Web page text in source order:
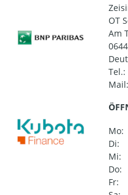
OT
Am
Tel.:
Mail:
Mo:
Di:
Mi:
Do:
Fr: